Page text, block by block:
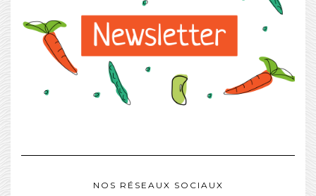
NOS RÉSEAUX SOCIAUX